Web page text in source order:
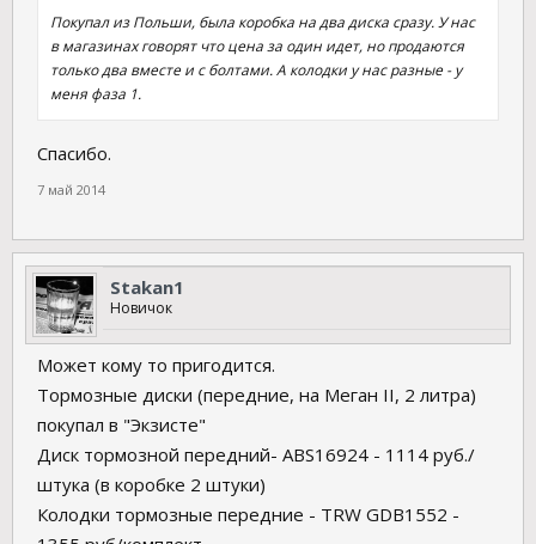
Покупал из Польши, была коробка на два диска сразу. У нас
в магазинах говорят что цена за один идет, но продаются
только два вместе и с болтами. А колодки у нас разные - у
меня фаза 1.
Спасибо.
7 май 2014
Stakan1
Новичок
Может кому то пригодится.
Тормозные диски (передние, на Меган II, 2 литра)
покупал в "Экзисте"
Диск тормозной передний- ABS16924 - 1114 руб./
штука (в коробке 2 штуки)
Колодки тормозные передние - TRW GDB1552 -